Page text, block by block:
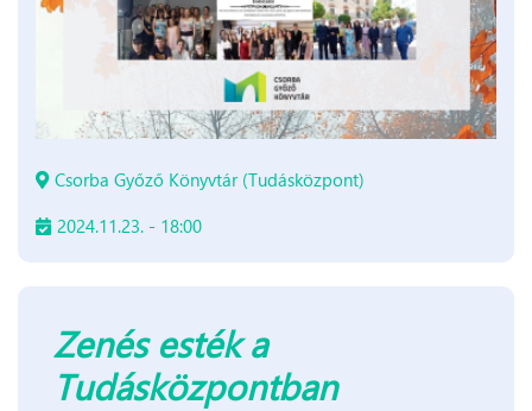
Csorba Győző Könyvtár (Tudásközpont)
2024.11.23. - 18:00
Zenés esték a
Tudásközpontban